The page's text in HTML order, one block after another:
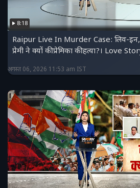
8:18
Raipur Live In Murder Case: लिव-इन,
प्रेमी ने क्यों की प्रेमिका की हत्या?। Love
अगस्त 06, 2026 11:53 am IST